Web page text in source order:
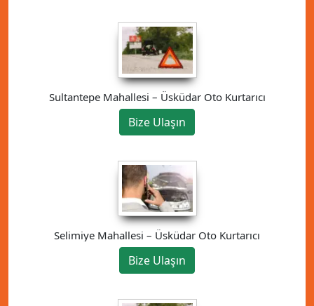
Sultantepe Mahallesi – Üsküdar Oto Kurtarıcı
Bize Ulaşın
Selimiye Mahallesi – Üsküdar Oto Kurtarıcı
Bize Ulaşın